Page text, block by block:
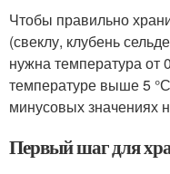
Чтобы правильно
(свеклу, клубень
нужна температура от
температуре выше 5
минусовых значениях
Первый шаг для